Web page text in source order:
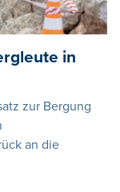
in
zur Bergung
an die